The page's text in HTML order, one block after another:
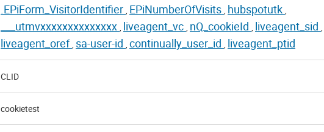
.EPiForm_VisitorIdentifier , EPiNumberOfVisits , hubspotutk ,
___utmvxxxxxxxxxxxxxx , liveagent_vc , nQ_cookieId , liveagent_sid ,
liveagent_oref, sa-user-id , continually_user_id , liveagent_ptid
CLID
cookietest